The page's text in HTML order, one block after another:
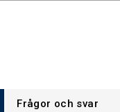
Frågor och svar